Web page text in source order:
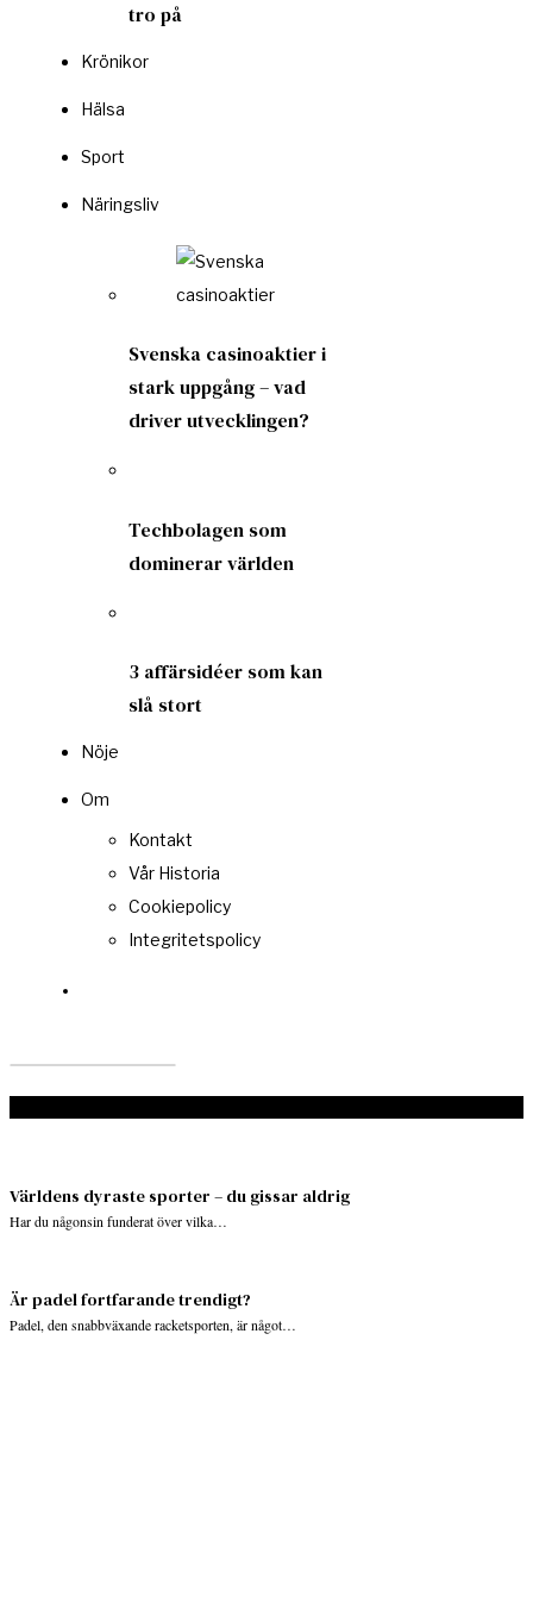
tro på
Krönikor
Hälsa
Sport
Näringsliv
Svenska casinoaktier i
stark uppgång – vad
driver utvecklingen?
Techbolagen som
dominerar världen
3 affärsidéer som kan
slå stort
Nöje
Om
Kontakt
Vår Historia
Cookiepolicy
Integritetspolicy
Världens dyraste sporter – du gissar aldrig
Har du någonsin funderat över vilka…
Är padel fortfarande trendigt?
Padel, den snabbväxande racketsporten, är något…